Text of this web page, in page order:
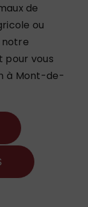
de
ou
notre
pour vous
à Mont-de-